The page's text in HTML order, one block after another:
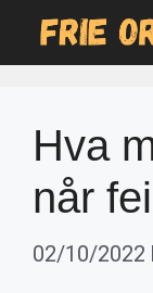
Hva
når
02/10/2022